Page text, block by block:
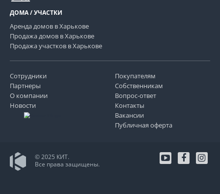
ДОМА / УЧАСТКИ
Аренда домов в Харькове
Продажа домов в Харькове
Продажа участков в Харькове
Сотрудники
Партнеры
Покупателям
Собственникам
О компании
Новости
Вопрос-ответ
Контакты
Вакансии
Публичная оферта
© 2025 КИТ.
Все права защищены.